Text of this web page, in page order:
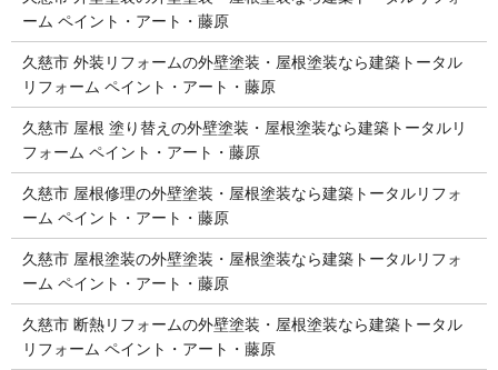
ーム ペイント・アート・藤原
久慈市 外装リフォームの外壁塗装・屋根塗装なら建築トータル
リフォーム ペイント・アート・藤原
久慈市 屋根 塗り替えの外壁塗装・屋根塗装なら建築トータルリ
フォーム ペイント・アート・藤原
久慈市 屋根修理の外壁塗装・屋根塗装なら建築トータルリフォ
ーム ペイント・アート・藤原
久慈市 屋根塗装の外壁塗装・屋根塗装なら建築トータルリフォ
ーム ペイント・アート・藤原
久慈市 断熱リフォームの外壁塗装・屋根塗装なら建築トータル
リフォーム ペイント・アート・藤原